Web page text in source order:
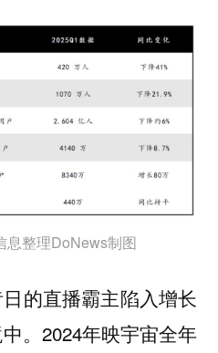
息整理DoNews制图
的直播霸主陷入增长
。2024年映宇宙全年